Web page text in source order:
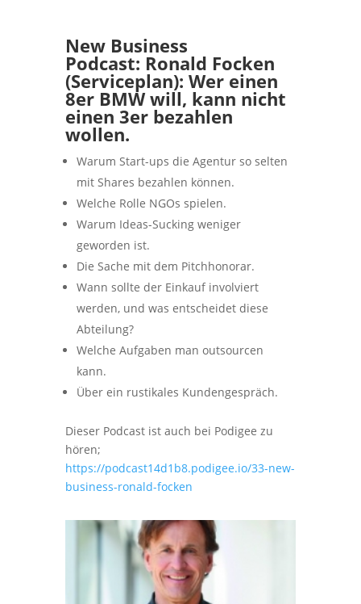
New Business
Podcast: Ronald Focken
(Serviceplan): Wer einen
8er BMW will, kann nicht
einen 3er bezahlen
wollen.
Warum Start-ups die Agentur so selten
mit Shares bezahlen können.
Welche Rolle NGOs spielen.
Warum Ideas-Sucking weniger
geworden ist.
Die Sache mit dem Pitchhonorar.
Wann sollte der Einkauf involviert
werden, und was entscheidet diese
Abteilung?
Welche Aufgaben man outsourcen
kann.
Über ein rustikales Kundengespräch.
Dieser Podcast ist auch bei Podigee zu
hören;
https://podcast14d1b8.podigee.io/33-new-
business-ronald-focken